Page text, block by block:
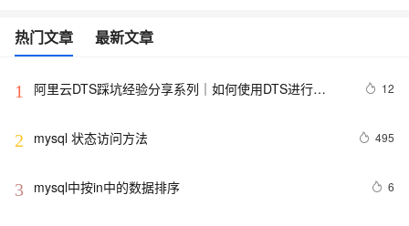
热门文章 最新文章
1
阿里云DTS踩坑经验分享系列｜如何使用DTS进行
12
2 mysql 状态访问方法 495
3 mysql中按in中的数据排序 6